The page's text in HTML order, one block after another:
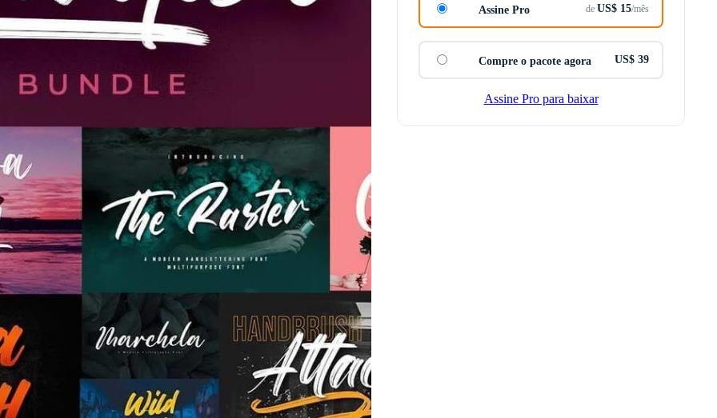
Assine Pro de US$ 15/mês
Compre o pacote agora US$ 39
Assine Pro para baixar